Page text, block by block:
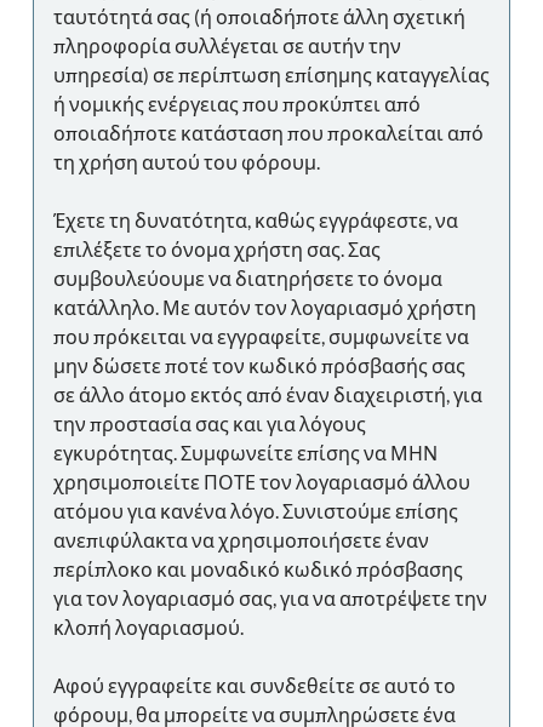
ταυτότητά σας (ή οποιαδήποτε άλλη σχετική
πληροφορία συλλέγεται σε αυτήν την
υπηρεσία) σε περίπτωση επίσημης καταγγελίας
ή νομικής ενέργειας που προκύπτει από
οποιαδήποτε κατάσταση που προκαλείται από
τη χρήση αυτού του φόρουμ.
Έχετε τη δυνατότητα, καθώς εγγράφεστε, να
επιλέξετε το όνομα χρήστη σας. Σας
συμβουλεύουμε να διατηρήσετε το όνομα
κατάλληλο. Με αυτόν τον λογαριασμό χρήστη
που πρόκειται να εγγραφείτε, συμφωνείτε να
μην δώσετε ποτέ τον κωδικό πρόσβασής σας
σε άλλο άτομο εκτός από έναν διαχειριστή, για
την προστασία σας και για λόγους
εγκυρότητας. Συμφωνείτε επίσης να ΜΗΝ
χρησιμοποιείτε ΠΟΤΕ τον λογαριασμό άλλου
ατόμου για κανένα λόγο. Συνιστούμε επίσης
ανεπιφύλακτα να χρησιμοποιήσετε έναν
περίπλοκο και μοναδικό κωδικό πρόσβασης
για τον λογαριασμό σας, για να αποτρέψετε την
κλοπή λογαριασμού.
Αφού εγγραφείτε και συνδεθείτε σε αυτό το
φόρουμ, θα μπορείτε να συμπληρώσετε ένα